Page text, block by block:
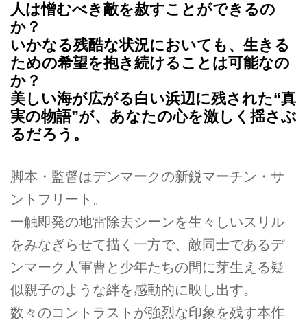
人は憎むべき敵を赦すことができるの
か？
いかなる残酷な状況においても、生きる
ための希望を抱き続けることは可能なの
か？
美しい海が広がる白い浜辺に残された“真
実の物語”が、あなたの心を激しく揺さぶ
るだろう。
脚本・監督はデンマークの新鋭マーチン・サ
ントフリート。
一触即発の地雷除去シーンを生々しいスリル
をみなぎらせて描く一方で、敵同士であるデ
ンマーク人軍曹と少年たちの間に芽生える疑
似親子のような絆を感動的に映し出す。
数々のコントラストが強烈な印象を残す本作